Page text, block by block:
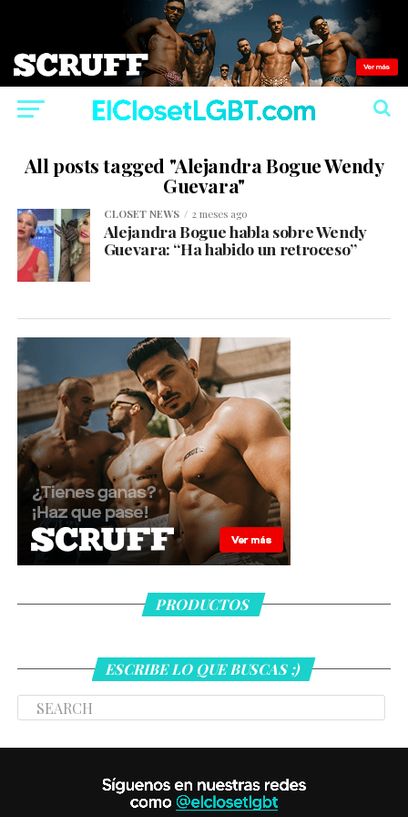
All posts tagged "Alejandra Bogue Wendy
Guevara"
CLOSET NEWS 2 meses ago
Alejandra Bogue habla sobre Wendy
Guevara: “Ha habido un retroceso”
PRODUCTOS
ESCRIBE LO QUE BUSCAS ;)